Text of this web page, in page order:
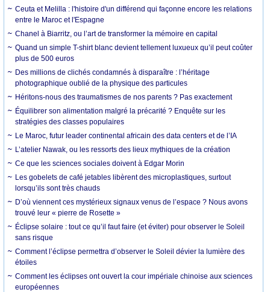
Ceuta et Melilla : l'histoire d'un différend qui façonne encore les relations
entre le Maroc et l'Espagne
Chanel à Biarritz, ou l’art de transformer la mémoire en capital
Quand un simple T-shirt blanc devient tellement luxueux qu’il peut coûter
plus de 500 euros
Des millions de clichés condamnés à disparaître : l’héritage
photographique oublié de la physique des particules
Héritons-nous des traumatismes de nos parents ? Pas exactement
Équilibrer son alimentation malgré la précarité ? Enquête sur les
stratégies des classes populaires
Le Maroc, futur leader continental africain des data centers et de l’IA
L’atelier Nawak, ou les ressorts des lieux mythiques de la création
Ce que les sciences sociales doivent à Edgar Morin
Les gobelets de café jetables libèrent des microplastiques, surtout
lorsqu’ils sont très chauds
D’où viennent ces mystérieux signaux venus de l’espace ? Nous avons
trouvé leur « pierre de Rosette »
Éclipse solaire : tout ce qu’il faut faire (et éviter) pour observer le Soleil
sans risque
Comment l’éclipse permettra d’observer le Soleil dévier la lumière des
étoiles
Comment les éclipses ont ouvert la cour impériale chinoise aux sciences
européennes